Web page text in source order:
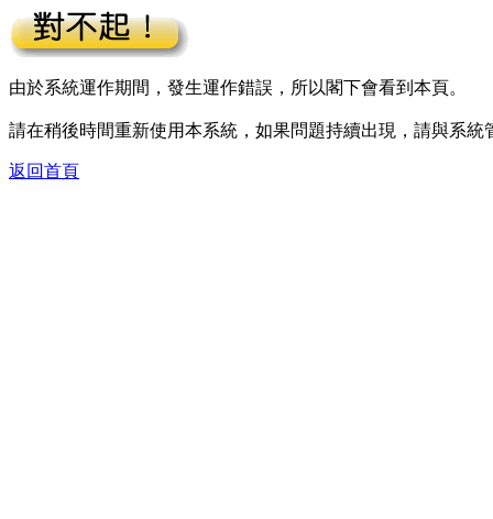
由於系統運作期間，發生運作錯誤，所以閣下會看到本頁。
請在稍後時間重新使用本系統，如果問題持續出現，請與系統
返回首頁